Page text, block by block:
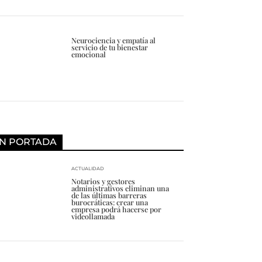
Neurociencia y empatía al
servicio de tu bienestar
emocional
PORTADA
Notarios y gestores
administrativos eliminan una
de las últimas barreras
burocráticas: crear una
empresa podrá hacerse por
videollamada
ACTUALIDAD